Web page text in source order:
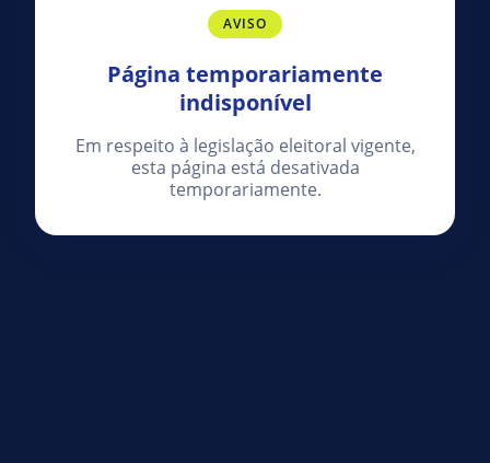
AVISO
Página temporariamente
indisponível
Em respeito à legislação eleitoral vigente,
esta página está desativada
temporariamente.